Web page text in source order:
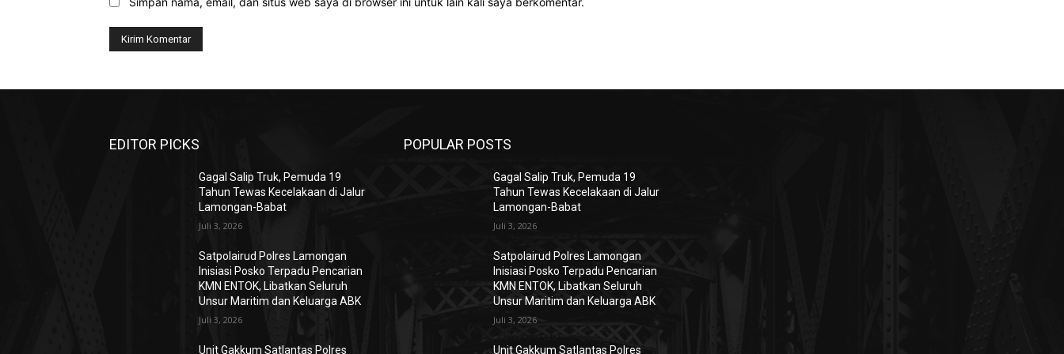
EDITOR PICKS
Gagal Salip Truk, Pemuda 19
Tahun Tewas Kecelakaan di Jalur
Lamongan-Babat
Juli 3, 2026
Satpolairud Polres Lamongan
Inisiasi Posko Terpadu Pencarian
KMN ENTOK, Libatkan Seluruh
Unsur Maritim dan Keluarga ABK
Juli 3, 2026
Unit Gakkum Satlantas Polres
POPULAR POSTS
Gagal Salip Truk, Pemuda 19
Tahun Tewas Kecelakaan di Jalur
Lamongan-Babat
Juli 3, 2026
Satpolairud Polres Lamongan
Inisiasi Posko Terpadu Pencarian
KMN ENTOK, Libatkan Seluruh
Unsur Maritim dan Keluarga ABK
Juli 3, 2026
Unit Gakkum Satlantas Polres